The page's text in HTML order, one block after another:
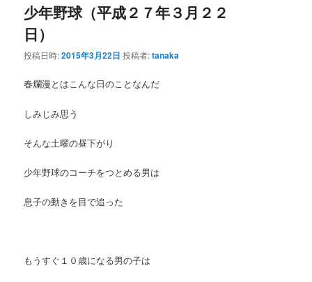
コ
ン
ン
テ
少年野球（平成２７年３月２２
日）
投稿日時:2015年3月22日 投稿者:tanaka
春爛漫とはこんな日のことなんだ
しみじみ思う
そんな土曜の昼下がり
少年野球のコーチをつとめる男は
息子の動きを目で追った
もうすぐ１０歳になる男の子は